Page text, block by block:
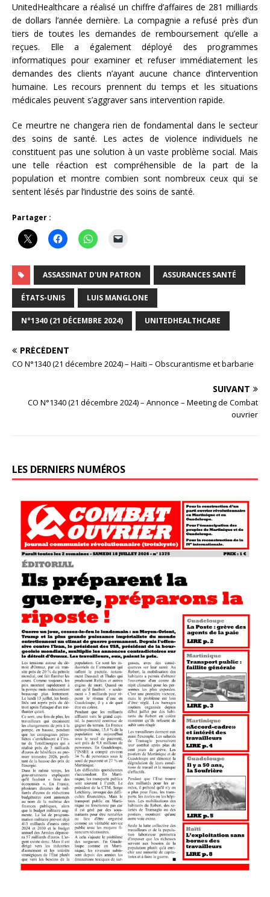
UnitedHealthcare a réalisé un chiffre d’affaires de 281 milliards
de dollars l’année dernière. La compagnie a refusé près d’un
tiers de toutes les demandes de remboursement qu’elle a
reçues. Elle a également déployé des programmes
informatiques pour examiner et refuser immédiatement les
demandes des clients n’ayant aucune chance d’intervention
humaine. Les recours prennent du temps et les situations
médicales peuvent s’aggraver sans intervention rapide.
Ce meurtre ne changera rien de fondamental dans le secteur
des soins de santé. Les actes de violence individuels ne
constituent pas une solution à un vaste problème social. Mais
une telle réaction est compréhensible de la part de la
population et montre combien sont nombreux ceux qui se
sentent lésés par l’industrie des soins de santé.
Partager :
ASSASSINAT D'UN PATRON ASSURANCES SANTÉ
ÉTATS-UNIS LUIS MANGLONE
N°1340 (21 DÉCEMBRE 2024) UNITEDHEALTHCARE
PRÉCÉDENT
CO N°1340 (21 décembre 2024) – Haïti – Obscurantisme et barbarie
SUIVANT
CO N°1340 (21 décembre 2024) – Annonce – Meeting de Combat
ouvrier
LES DERNIERS NUMÉROS